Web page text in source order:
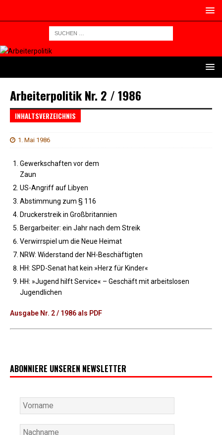
Arbeiterpolitik Nr. 2 / 1986
INHALTSVERZEICHNIS
1. Mai 1986
Gewerkschaften vor dem
Zaun
US-Angriff auf Libyen
Abstimmung zum § 116
Druckerstreik in Großbritannien
Bergarbeiter: ein Jahr nach dem Streik
Verwirrspiel um die Neue Heimat
NRW: Widerstand der NH-Beschäftigten
HH: SPD-Senat hat kein »Herz für Kinder«
HH: »Jugend hilft Service« – Geschäft mit arbeitslosen
Jugendlichen
Ausgabe Nr. 2 / 1986 als PDF
ABONNIERE UNSEREN NEWSLETTER